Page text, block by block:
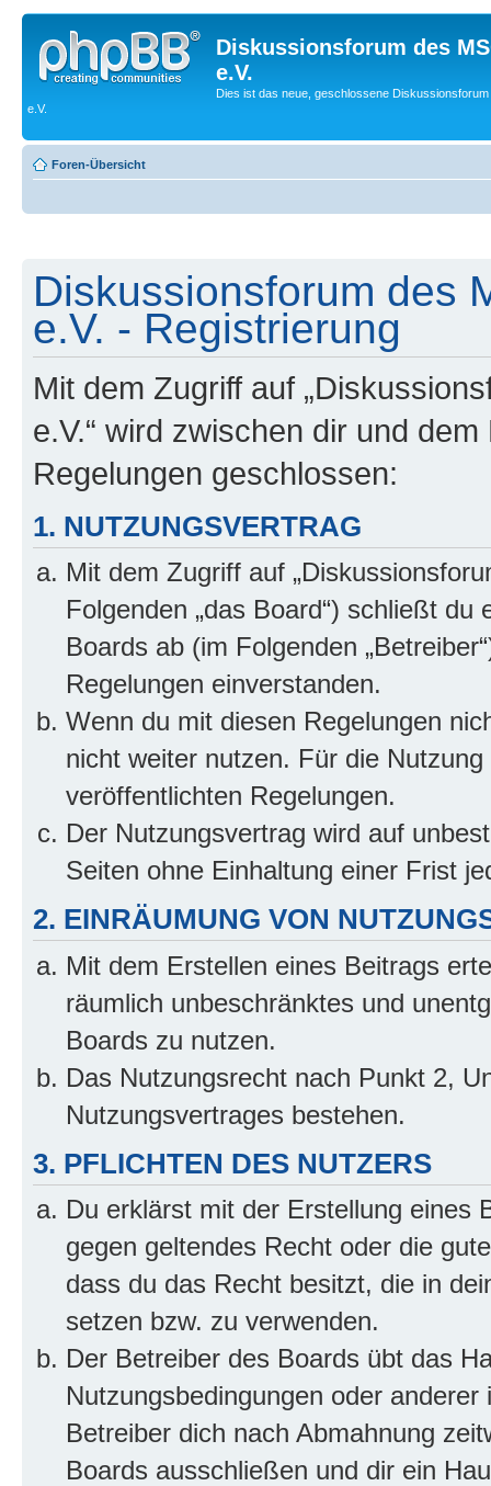
Diskussionsforum des
e.V.
Dies ist das neue, geschlossene
e.V.
Foren-Übersicht
Diskussionsforum des
e.V. - Registrierung
Mit dem Zugriff auf
e.V.“ wird zwischen dir und
Regelungen geschlossen:
1. NUTZUNGSVERTRAG
Mit dem Zugriff auf
Folgenden „das Board“) schließt
Boards ab (im Folgenden
Regelungen einverstanden.
Wenn du mit diesen Regelungen
nicht weiter nutzen. Für die
veröffentlichten Regelungen.
Der Nutzungsvertrag wird auf
Seiten ohne Einhaltung einer Frist
2. EINRÄUMUNG VON
Mit dem Erstellen eines Beitrags
räumlich unbeschränktes und
Boards zu nutzen.
Das Nutzungsrecht nach Punkt 2,
Nutzungsvertrages bestehen.
3. PFLICHTEN DES NUTZERS
Du erklärst mit der Erstellung eines
gegen geltendes Recht oder die
dass du das Recht besitzt, die in
setzen bzw. zu verwenden.
Der Betreiber des Boards übt das
Nutzungsbedingungen oder
Betreiber dich nach Abmahnung
Boards ausschließen und dir ein